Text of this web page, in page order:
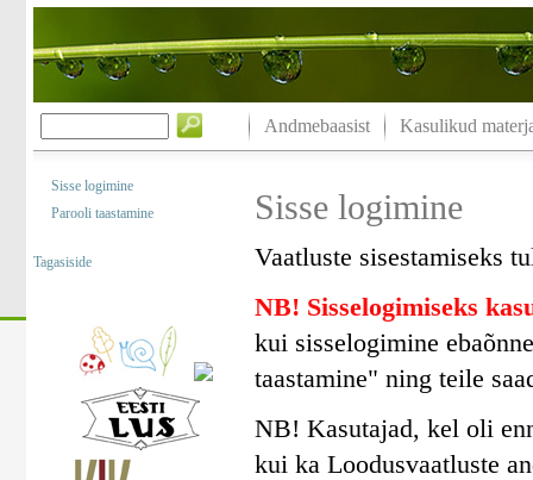
Andmebaasist Kasulikud
Sisse logimine
Parooli taastamine
Tagasiside
Sisse logimine
Vaatluste sisestamiseks
NB! Sisselogimiseks
kui sisselogimine
taastamine" ning teile
NB! Kasutajad, kel oli
kui ka Loodusvaatluste